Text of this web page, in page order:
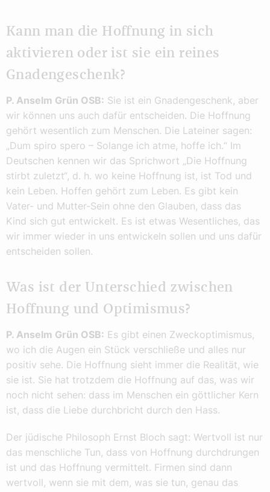
Kann man die Hoffnung in sich
aktivieren oder ist sie ein reines
Gnadengeschenk?
P. Anselm Grün OSB: Sie ist ein Gnadengeschenk, aber
wir können uns auch dafür entscheiden. Die Hoffnung
gehört wesentlich zum Menschen. Die Lateiner sagen:
„Dum spiro spero – Solange ich atme, hoffe ich.“ Im
Deutschen kennen wir das Sprichwort „Die Hoffnung
stirbt zuletzt“, d. h. wo keine Hoffnung ist, ist Tod und
kein Leben. Hoffen gehört zum Leben. Es gibt kein
Vater- und Mutter-Sein ohne den Glauben, dass das
Kind sich gut entwickelt. Es ist etwas Wesentliches, das
wir immer wieder in uns entwickeln sollen und uns dafür
entscheiden sollen.
Was ist der Unterschied zwischen
Hoffnung und Optimismus?
P. Anselm Grün OSB: Es gibt einen Zweckoptimismus,
wo ich die Augen ein Stück verschließe und alles nur
positiv sehe. Die Hoffnung sieht immer die Realität, wie
sie ist. Sie hat trotzdem die Hoffnung auf das, was wir
noch nicht sehen: dass im Menschen ein göttlicher Kern
ist, dass die Liebe durchbricht durch den Hass.
Der jüdische Philosoph Ernst Bloch sagt: Wertvoll ist nur
das menschliche Tun, dass von Hoffnung durchdrungen
ist und das Hoffnung vermittelt. Firmen sind dann
wertvoll, wenn sie mit dem, was sie tun, genau das